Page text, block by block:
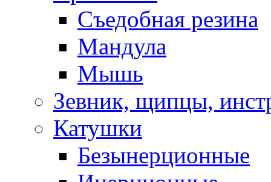
Съедобная резина
Мандула
Мышь
Зевник, щипцы,
Катушки
Безынерционные